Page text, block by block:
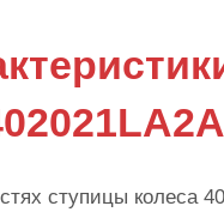
ступицы колеса